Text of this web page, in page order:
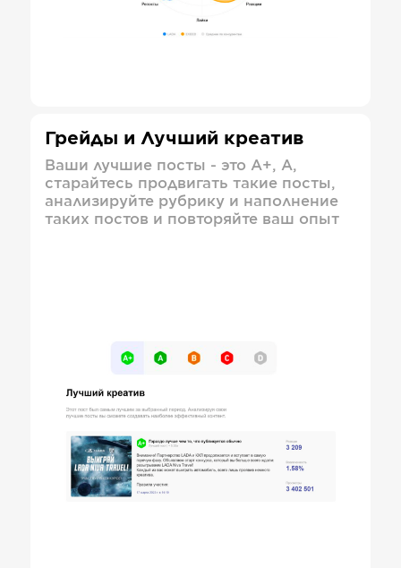
Грейды и Лучший креатив
Ваши лучшие посты - это А+, А,
старайтесь продвигать такие посты,
анализируйте рубрику и наполнение
таких постов и повторяйте ваш опыт